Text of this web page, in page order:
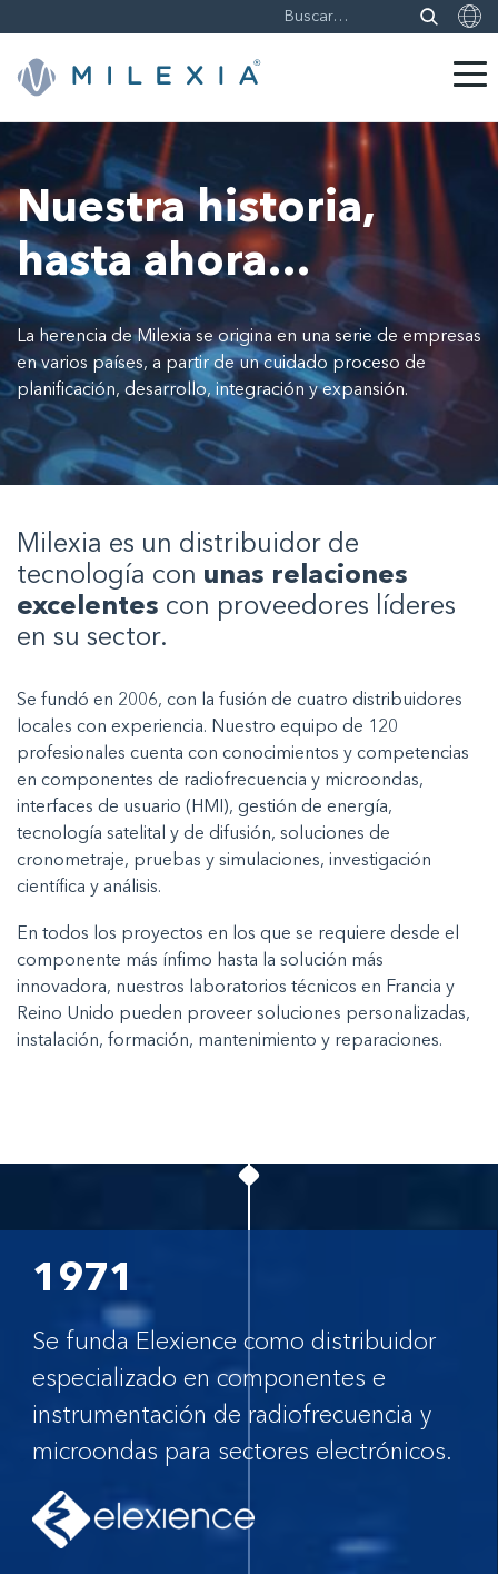
Saltar
a
contenido
Nuestra historia,
hasta ahora…
La herencia de Milexia se origina en una serie de empresas
en varios países, a partir de un cuidado proceso de
planificación, desarrollo, integración y expansión.
Milexia es un distribuidor de
tecnología con unas relaciones
excelentes con proveedores líderes
en su sector.
Se fundó en 2006, con la fusión de cuatro distribuidores
locales con experiencia. Nuestro equipo de 120
profesionales cuenta con conocimientos y competencias
en componentes de radiofrecuencia y microondas,
interfaces de usuario (HMI), gestión de energía,
tecnología satelital y de difusión, soluciones de
cronometraje, pruebas y simulaciones, investigación
científica y análisis.
En todos los proyectos en los que se requiere desde el
componente más ínfimo hasta la solución más
innovadora, nuestros laboratorios técnicos en Francia y
Reino Unido pueden proveer soluciones personalizadas,
instalación, formación, mantenimiento y reparaciones.
1971
Se funda Elexience como distribuidor
especializado en componentes e
instrumentación de radiofrecuencia y
microondas para sectores electrónicos.